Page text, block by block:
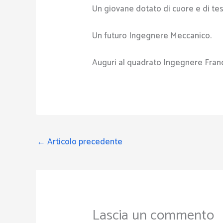
Un giovane dotato di cuore e di
Un futuro Ingegnere Meccanico.
Auguri al quadrato Ingegnere
← Articolo precedente
Lascia un commento